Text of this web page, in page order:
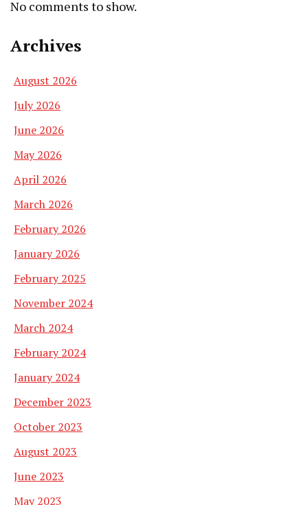
No comments to show.
Archives
August 2026
July 2026
June 2026
May 2026
April 2026
March 2026
February 2026
January 2026
February 2025
November 2024
March 2024
February 2024
January 2024
December 2023
October 2023
August 2023
June 2023
May 2023